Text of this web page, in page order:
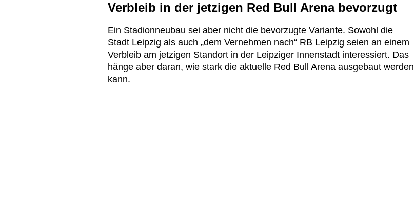
Verbleib in der jetzigen Red Bull Arena bevorzugt
Ein Stadionneubau sei aber nicht die bevorzugte Variante. Sowohl die
Stadt Leipzig als auch „dem Vernehmen nach“ RB Leipzig seien an einem
Verbleib am jetzigen Standort in der Leipziger Innenstadt interessiert. Das
hänge aber daran, wie stark die aktuelle Red Bull Arena ausgebaut werden
kann.